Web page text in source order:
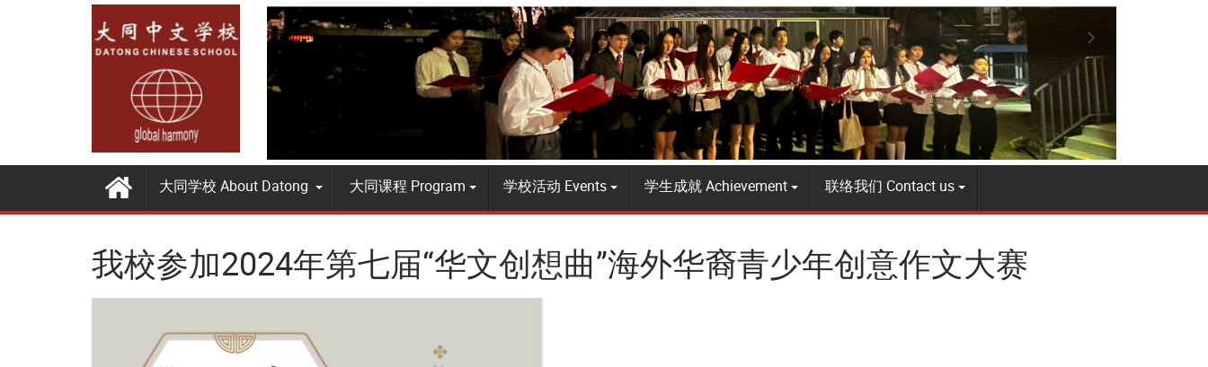
大同学校 About Datong 大同课程 Program 学校活动 Events 学生成就 Achievement 联络我们 Contact us
我校参加2024年第七届“华文创想曲”海外华裔青少年创意作文大赛